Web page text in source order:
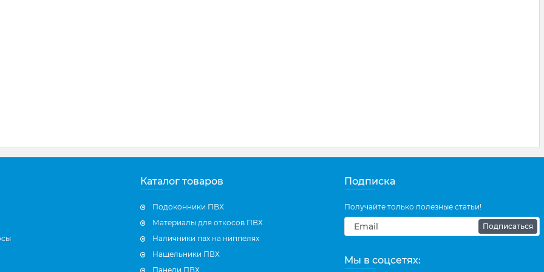
Каталог товаров
Подоконники ПВХ
Материалы для откосов ПВХ
Наличники пвх на ниппелях
Нащельники ПВХ
Панели ПВХ
Подписка
Получайте только полезные статьи!
Подписаться
Мы в соцсетях: